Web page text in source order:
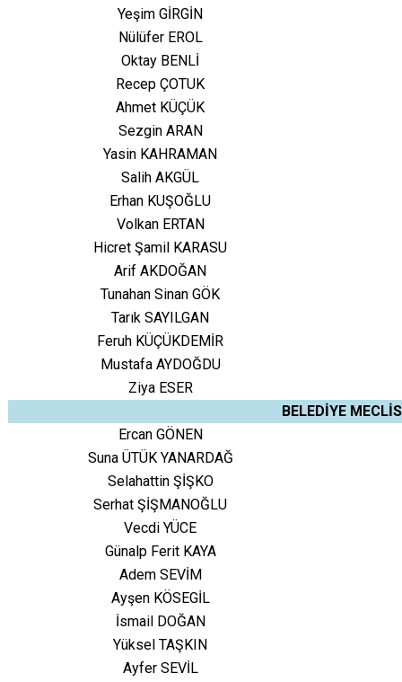
Yeşim GİRGİN
Nülüfer EROL
Oktay BENLİ
Recep ÇOTUK
Ahmet KÜÇÜK
Sezgin ARAN
Yasin KAHRAMAN
Salih AKGÜL
Erhan KUŞOĞLU
Volkan ERTAN
Hicret Şamil KARASU
Arif AKDOĞAN
Tunahan Sinan GÖK
Tarık SAYILGAN
Feruh KÜÇÜKDEMİR
Mustafa AYDOĞDU
Ziya ESER
BELEDİYE
Ercan GÖNEN
Suna ÜTÜK YANARDAĞ
Selahattin ŞİŞKO
Serhat ŞİŞMANOĞLU
Vecdi YÜCE
Günalp Ferit KAYA
Adem SEVİM
Ayşen KÖSEGİL
İsmail DOĞAN
Yüksel TAŞKIN
Ayfer SEVİL